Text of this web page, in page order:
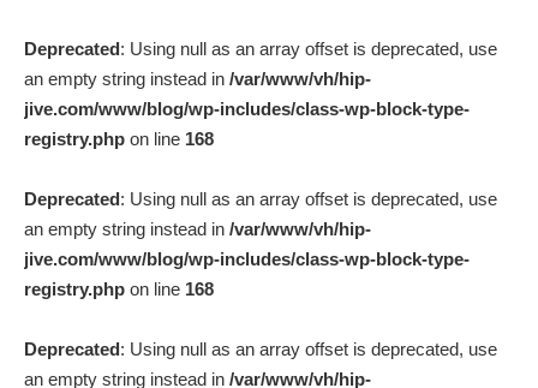
Deprecated: Using null as an array offset is deprecated, use
an empty string instead in /var/www/vh/hip-
jive.com/www/blog/wp-includes/class-wp-block-type-
registry.php on line 168
Deprecated: Using null as an array offset is deprecated, use
an empty string instead in /var/www/vh/hip-
jive.com/www/blog/wp-includes/class-wp-block-type-
registry.php on line 168
Deprecated: Using null as an array offset is deprecated, use
an empty string instead in /var/www/vh/hip-